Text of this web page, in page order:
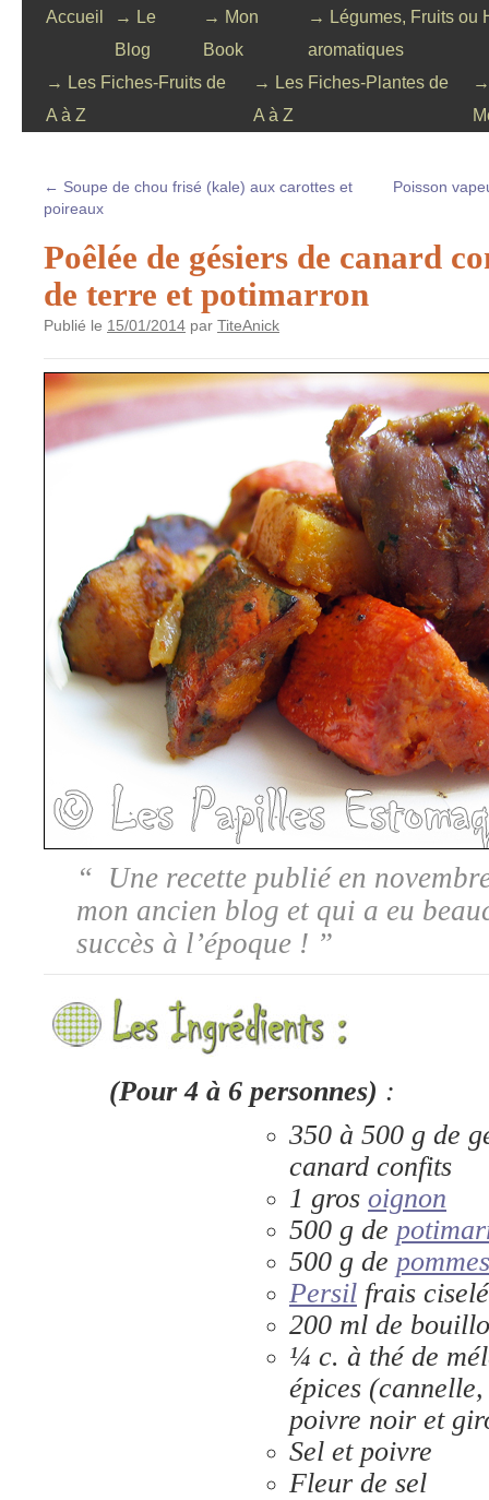
Accueil
→ Le
Blog
→ Mon
Book
→ Légumes, Fruits ou
aromatiques
→ Les Fiches-Fruits de
A à Z
→ Les Fiches-Plantes de
A à Z
→
← Soupe de chou frisé (kale) aux carottes et
poireaux
Poisson
Poêlée de gésiers de canard
de terre et potimarron
Publié le 15/01/2014 par TiteAnick
“ Une recette publié en
mon ancien blog et qui a eu
succès à l’époque ! ”
(Pour 4 à 6 personnes) :
350 à 500 g de
canard confits
1 gros oignon
500 g de
500 g de
Persil frais
200 ml de
¼ c. à thé de
épices
poivre noir et
Sel et poivre
Fleur de sel